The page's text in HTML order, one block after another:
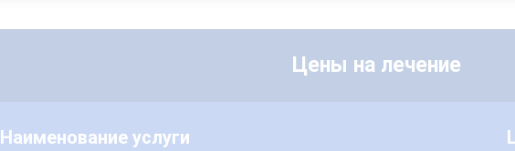
Цены на лечение
Наименование услуги